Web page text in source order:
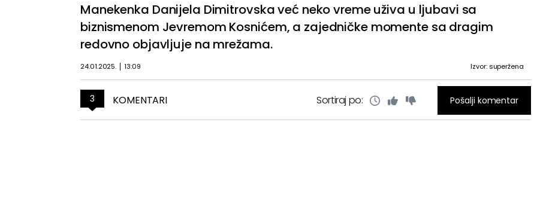
Manekenka Danijela Dimitrovska već neko vreme uživa u ljubavi sa
biznismenom Jevremom Kosnićem, a zajedničke momente sa dragim
redovno objavljuje na mrežama.
24.01.2025. 13:09 Izvor: superžena
3 KOMENTARI Sortiraj po: Pošalji komentar